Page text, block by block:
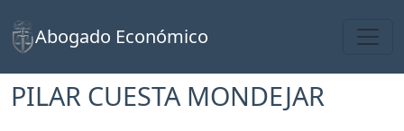
Abogado Económico
PILAR CUESTA MONDEJAR